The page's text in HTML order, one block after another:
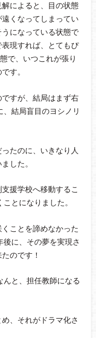
によると、目の状態
くなってしまってい
になっている状態で
現すれば、とてもぴ
で、いつこれが張り
す。
すが、結局はまず右
結局盲目のヨシノリ
たのに、いきなり人
した。
援学校へ移動するこ
とになりました。
ことを諦めなかった
に、その夢を実現さ
のです！
と、担任教師になる
、それがドラマ化さ